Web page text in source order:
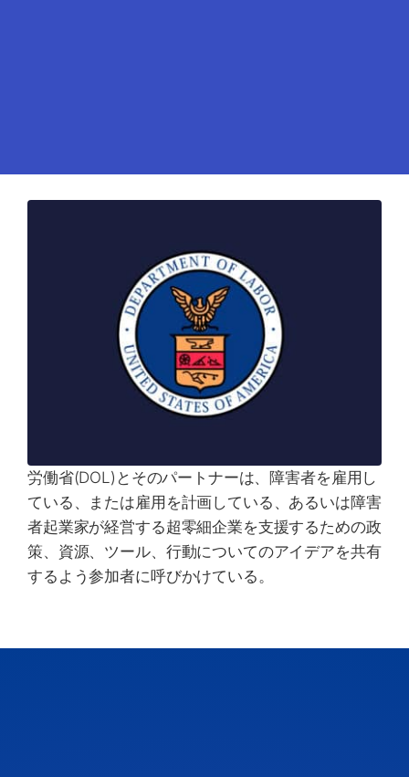
労働省(DOL)とそのパートナーは、障害者を雇用し
ている、または雇用を計画している、あるいは障害
者起業家が経営する超零細企業を支援するための政
策、資源、ツール、行動についてのアイデアを共有
するよう参加者に呼びかけている。